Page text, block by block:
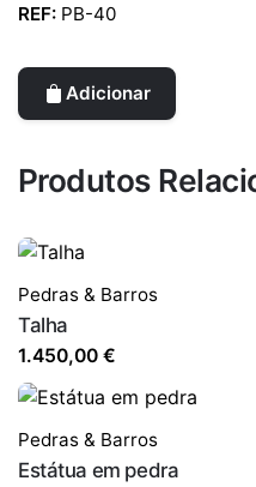
REF: PB-40
Adicionar
Produtos
Pedras & Barros
Talha
1.450,00 €
Pedras & Barros
Estátua em pedra